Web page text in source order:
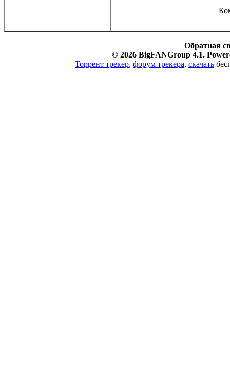
Обратная
© 2026 BigFANGroup 4.1.
Торрент трекер, форум трекера, скачать